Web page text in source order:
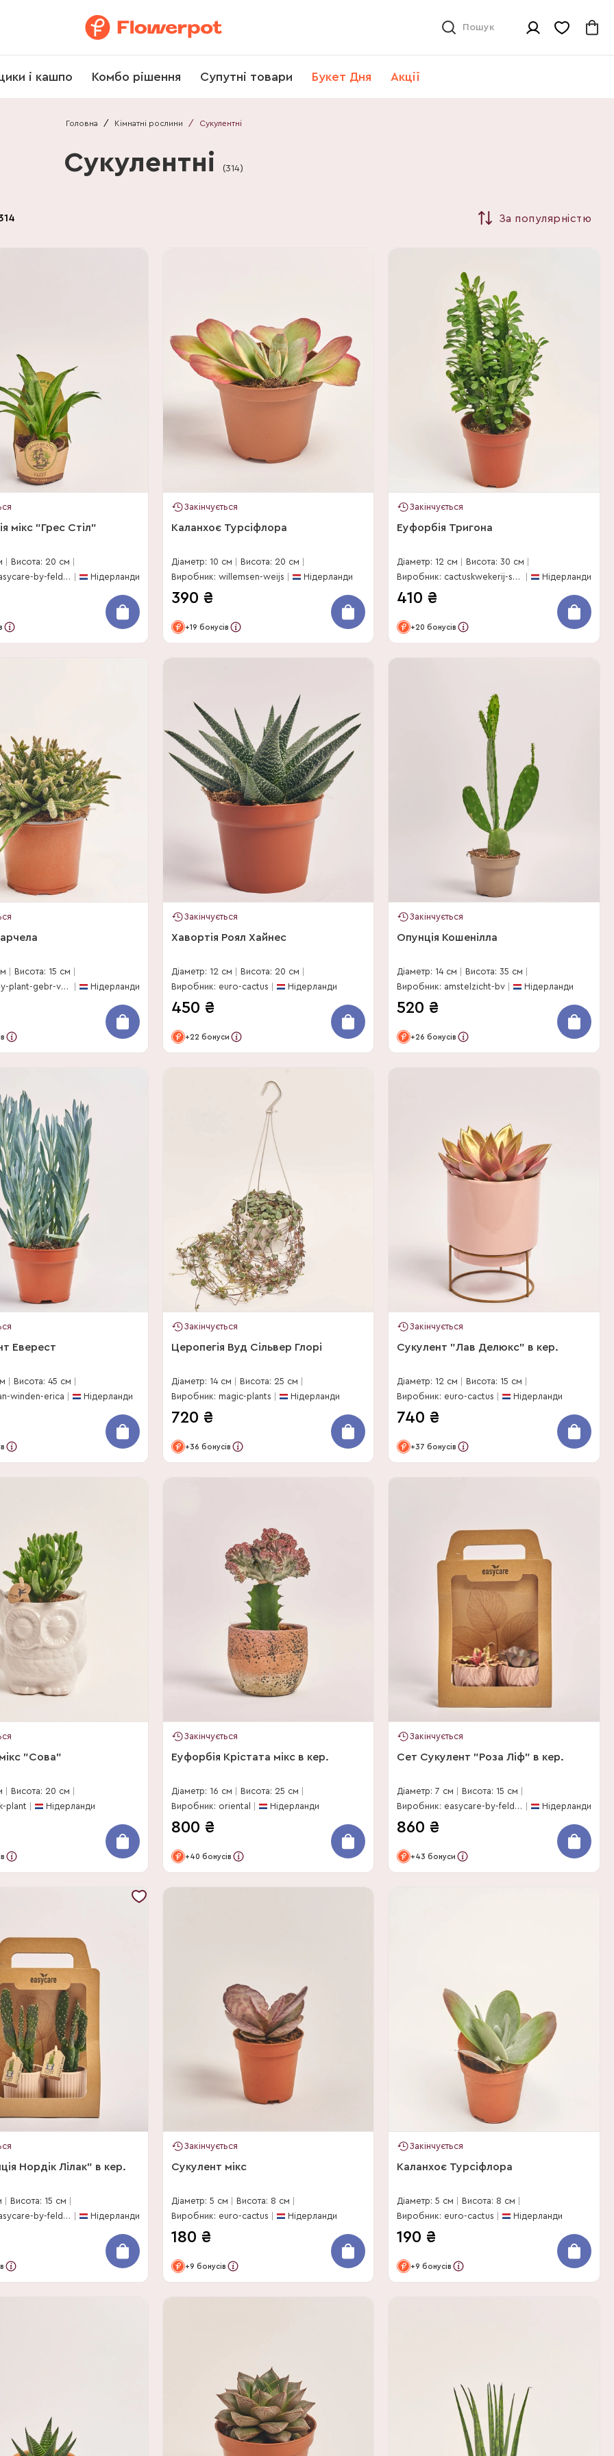
Пошук
і кашпо Комбо рішення Супутні товари Букет Дня Акції
Головна / Кімнатні рослини / Сукулентні
Сукулентні (314)
За популярністю
мікс "Грес Стіл"
Висота: 20 см
Виробник: easycare-by-feldborg
Нідерланди
Закінчується
Каланхоє Турсіфлора
Діаметр: 10 см
Висота: 20 см
Виробник: willemsen-weijs
Нідерланди
390 ₴
+19 бонусів
Закінчується
Еуфорбія Тригона
Діаметр: 12 см
Висота: 30 см
Виробник: cactuskwekerij-stolk-bv
Нідерланди
410 ₴
+20 бонусів
Висота: 15 см
Виробник: joy-plant-gebr-v-paassen
Нідерланди
Закінчується
Хавортія Роял Хайнес
Діаметр: 12 см
Висота: 20 см
Виробник: euro-cactus
Нідерланди
450 ₴
+22 бонуси
Закінчується
Опунція Кошенілла
Діаметр: 14 см
Висота: 35 см
Виробник: amstelzicht-bv
Нідерланди
520 ₴
+26 бонусів
Еверест
Висота: 45 см
winden-erica
Нідерланди
Закінчується
Церопегія Вуд Сільвер Глорі
Діаметр: 14 см
Висота: 25 см
Виробник: magic-plants
Нідерланди
720 ₴
+36 бонусів
Закінчується
Сукулент "Лав Делюкс" в кер.
Діаметр: 12 см
Висота: 15 см
Виробник: euro-cactus
Нідерланди
740 ₴
+37 бонусів
"Сова"
Висота: 20 см
plant
Нідерланди
Закінчується
Еуфорбія Крістата мікс в кер.
Діаметр: 16 см
Висота: 25 см
Виробник: oriental
Нідерланди
800 ₴
+40 бонусів
Закінчується
Сет Сукулент "Роза Ліф" в кер.
Діаметр: 7 см
Висота: 15 см
Виробник: easycare-by-feldborg
Нідерланди
860 ₴
+43 бонуси
Нордік Лілак" в кер.
Висота: 15 см
Виробник: easycare-by-feldborg
Нідерланди
Закінчується
Сукулент мікс
Діаметр: 5 см
Висота: 8 см
Виробник: euro-cactus
Нідерланди
180 ₴
+9 бонусів
Закінчується
Каланхоє Турсіфлора
Діаметр: 5 см
Висота: 8 см
Виробник: euro-cactus
Нідерланди
190 ₴
+9 бонусів